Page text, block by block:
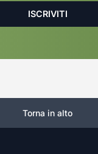
Torna in alto